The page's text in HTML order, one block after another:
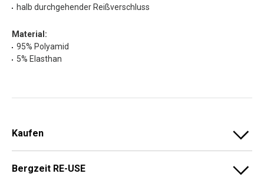
halb durchgehender Reißverschluss
Material:
95% Polyamid
5% Elasthan
Kaufen
Bergzeit RE-USE